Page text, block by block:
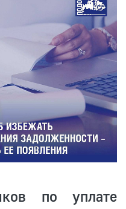
по уплате